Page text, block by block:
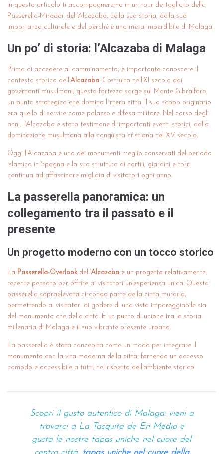
In questo articolo ti accompagneremo in un tour dettagliato della
Passerella-Mirador dell’Alcazaba, della sua storia, della sua
importanza culturale e del perché è una meta imperdibile di Malaga.
Un po’ di storia: l’Alcazaba di Malaga
Prima di accedere al camminamento, è importante conoscere il
contesto storico dell’ Alcazaba. Costruita nell’XI secolo dai
governanti musulmani, questa fortezza sorge sul Monte Gibralfaro,
un punto strategico che domina l’intera città. Il suo scopo originario
era quello di servire come palazzo e difesa militare. Nel corso degli
anni, l’Alcazaba è stata testimone di importanti eventi storici, dalla
dominazione musulmana alla conquista cristiana nel XV secolo.
Oggi l’Alcazaba è uno dei monumenti meglio conservati del periodo
islamico in Spagna e la sua struttura di cortili, giardini e torri
continua ad affascinare migliaia di visitatori ogni anno.
La passerella panoramica: un
collegamento tra il passato e il
presente
Un progetto moderno con un tocco storico
La Passerella-Overlookdell’ Alcazaba è un progetto relativamente
recente pensato per offrire ai visitatori un’esperienza unica. Questa
passerella sopraelevata circonda parte della cinta muraria,
permettendo ai visitatori di godere di una vista impareggiabile sia
del monumento che della città. È un punto di unione tra la storia
millenaria di Malaga e il suo vibrante presente urbano.
La passerella è stata concepita come un modo per integrare il
monumento con la vita moderna della città, fornendo un accesso
comodo e accessibile a tutti, nel rispetto dell’ambiente storico.
Scopri il gusto autentico di Malaga: vieni a
trovarci a La Tasquita de En Medio e
gusta le nostre tapas uniche nel cuore del